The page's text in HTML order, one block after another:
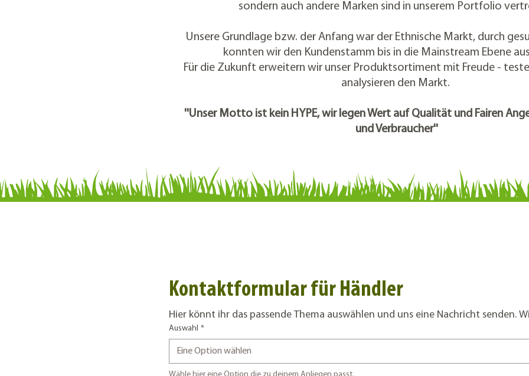
sondern auch andere Marken sind in unserem Portfolio
Unsere Grundlage bzw. der Anfang war der Ethnische Markt, durch
konnten wir den Kundenstamm bis in die Mainstream Ebene
​Für die Zukunft erweitern wir unser Produktsortiment mit Freude -
analysieren den Markt.
''Unser Motto ist kein HYPE, wir legen Wert auf Qualität und Fairen
und Verbraucher''
Kontaktformular für Händler
Hier könnt ihr das passende Thema auswählen und uns eine Nachricht senden.
Auswahl *
Eine Option wählen